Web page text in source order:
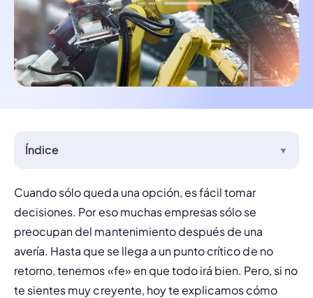
Índice ▼
Cuando sólo queda una opción, es fácil tomar
decisiones. Por eso muchas empresas sólo se
preocupan del mantenimiento después de una
avería. Hasta que se llega a un punto crítico de no
retorno, tenemos «fe» en que todo irá bien. Pero, si no
te sientes muy creyente, hoy te explicamos cómo